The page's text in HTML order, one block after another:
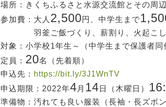
場所：きくちふるさと水源交流館とその周
参加費：大人 2,500円、中学生まで
羽釜ご飯づくり、薪割り、火起こし
対象：小学校1年生～（中学生まで保護者同
定員： 20名（先着順）
申込先： https://bit.ly/3J1WnTV
申込期限：2022年4 月 14 日（木曜日）
準備物：汚れても良い服装（長袖・長ズボ